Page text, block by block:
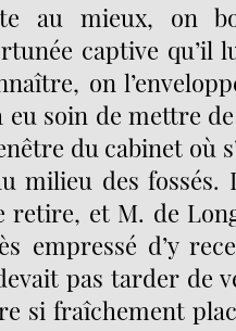
au mieux, on
captive qu’il
on
soin de mettre
du cabinet où
milieu des fossés.
retire, et M. de
empressé d’y
pas tarder de
si fraîchement